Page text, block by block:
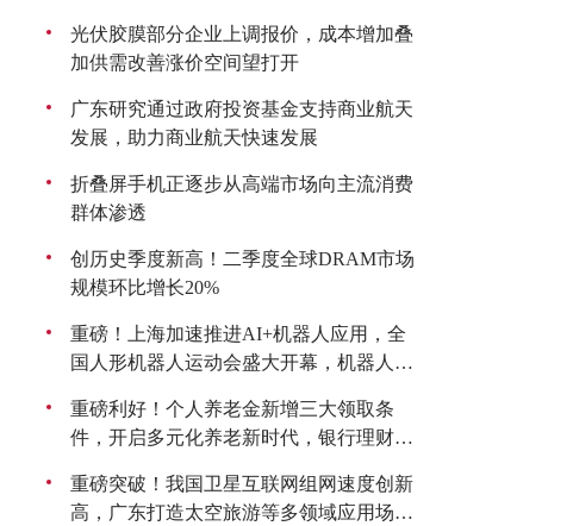
光伏胶膜部分企业上调报价，成本增加叠
加供需改善涨价空间望打开
广东研究通过政府投资基金支持商业航天
发展，助力商业航天快速发展
折叠屏手机正逐步从高端市场向主流消费
群体渗透
创历史季度新高！二季度全球DRAM市场
规模环比增长20%
重磅！上海加速推进AI+机器人应用，全
国人形机器人运动会盛大开幕，机器人板
重磅利好！个人养老金新增三大领取条
件，开启多元化养老新时代，银行理财产
重磅突破！我国卫星互联网组网速度创新
高，广东打造太空旅游等多领域应用场